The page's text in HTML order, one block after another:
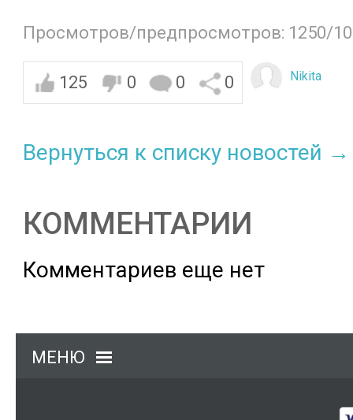
Просмотров/предпросмотров: 1250/
125 0 0 0 Nikita
Вернуться к списку новостей →
КОММЕНТАРИИ
Комментариев еще нет
МЕНЮ